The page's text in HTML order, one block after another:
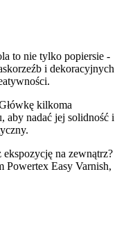
to nie tylko popiersie -
i dekoracyjnych
kilkoma
aby nadać jej solidność i
ekspozycję na zewnątrz?
Powertex Easy Varnish,